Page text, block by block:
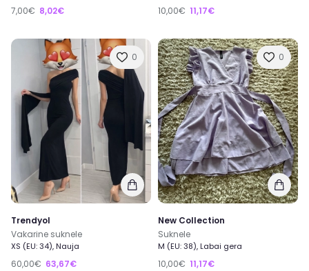
7,00€ 8,02€ 10,00€ 11,17€
0
Trendyol
Vakarine suknele
XS (EU: 34), Nauja
60,00€ 63,67€
0
New Collection
Suknele
M (EU: 38), Labai gera
10,00€ 11,17€